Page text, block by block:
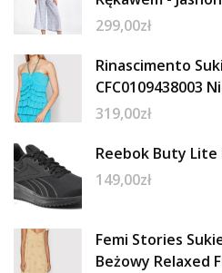
299,00zł
Rinascimento
CFC0109438003
319,00zł
Reebok Buty Lite
149,00zł
Femi Stories
Beżowy Relaxed